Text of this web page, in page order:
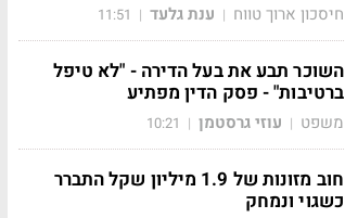
חיסכון ארוך טווח | ענת גלעד |
11:51
השוכר תבע את בעל הדירה - "לא טיפל
ברטיבות" - פסק הדין מפתיע
משפט | עוזי גרסטמן |
10:21
חוב מזונות של 1.9 מיליון שקל התברר
כשגוי ונמחק